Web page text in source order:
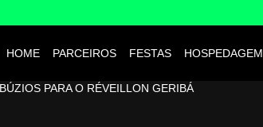
HOME PARCEIROS FESTAS HOSPEDAGEM
PARA O RÉVEILLON GERIBÁ